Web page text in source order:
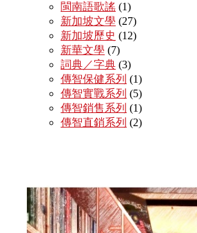
閩南語歌謠 (1)
新加坡文學 (27)
新加坡歷史 (12)
新華文學 (7)
詞典／字典 (3)
傳智保健系列 (1)
傳智實戰系列 (5)
傳智銷售系列 (1)
傳智直銷系列 (2)